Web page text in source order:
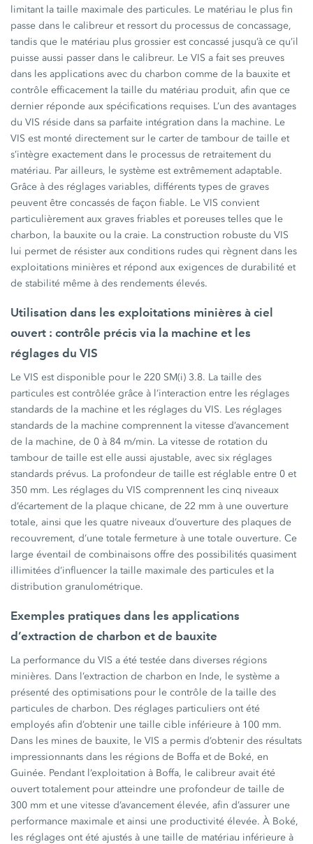
limitant la taille maximale des particules. Le matériau le plus fin
passe dans le calibreur et ressort du processus de concassage,
tandis que le matériau plus grossier est concassé jusqu’à ce qu’il
puisse aussi passer dans le calibreur. Le VIS a fait ses preuves
dans les applications avec du charbon comme de la bauxite et
contrôle efficacement la taille du matériau produit, afin que ce
dernier réponde aux spécifications requises. L’un des avantages
du VIS réside dans sa parfaite intégration dans la machine. Le
VIS est monté directement sur le carter de tambour de taille et
s’intègre exactement dans le processus de retraitement du
matériau. Par ailleurs, le système est extrêmement adaptable.
Grâce à des réglages variables, différents types de graves
peuvent être concassés de façon fiable. Le VIS convient
particulièrement aux graves friables et poreuses telles que le
charbon, la bauxite ou la craie. La construction robuste du VIS
lui permet de résister aux conditions rudes qui règnent dans les
exploitations minières et répond aux exigences de durabilité et
de stabilité même à des rendements élevés.
Utilisation dans les exploitations minières à ciel
ouvert : contrôle précis via la machine et les
réglages du VIS
Le VIS est disponible pour le 220 SM(i) 3.8. La taille des
particules est contrôlée grâce à l’interaction entre les réglages
standards de la machine et les réglages du VIS. Les réglages
standards de la machine comprennent la vitesse d’avancement
de la machine, de 0 à 84 m/min. La vitesse de rotation du
tambour de taille est elle aussi ajustable, avec six réglages
standards prévus. La profondeur de taille est réglable entre 0 et
350 mm. Les réglages du VIS comprennent les cinq niveaux
d’écartement de la plaque chicane, de 22 mm à une ouverture
totale, ainsi que les quatre niveaux d’ouverture des plaques de
recouvrement, d’une totale fermeture à une totale ouverture. Ce
large éventail de combinaisons offre des possibilités quasiment
illimitées d’influencer la taille maximale des particules et la
distribution granulométrique.
Exemples pratiques dans les applications
d’extraction de charbon et de bauxite
La performance du VIS a été testée dans diverses régions
minières. Dans l’extraction de charbon en Inde, le système a
présenté des optimisations pour le contrôle de la taille des
particules de charbon. Des réglages particuliers ont été
employés afin d’obtenir une taille cible inférieure à 100 mm.
Dans les mines de bauxite, le VIS a permis d’obtenir des résultats
impressionnants dans les régions de Boffa et de Boké, en
Guinée. Pendant l’exploitation à Boffa, le calibreur avait été
ouvert totalement pour atteindre une profondeur de taille de
300 mm et une vitesse d’avancement élevée, afin d’assurer une
performance maximale et ainsi une productivité élevée. À Boké,
les réglages ont été ajustés à une taille de matériau inférieure à